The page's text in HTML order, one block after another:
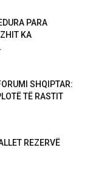
PARA
KA
SHQIPTAR:
TË RASTIT
REZERVË